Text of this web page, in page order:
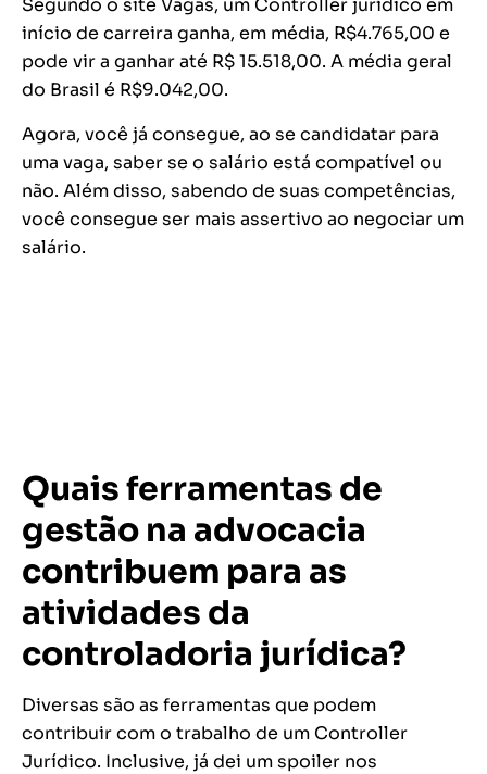
Segundo o site Vagas, um Controller jurídico em
início de carreira ganha, em média, R$4.765,00 e
pode vir a ganhar até R$ 15.518,00. A média geral
do Brasil é R$9.042,00.
Agora, você já consegue, ao se candidatar para
uma vaga, saber se o salário está compatível ou
não. Além disso, sabendo de suas competências,
você consegue ser mais assertivo ao negociar um
salário.
Quais ferramentas de
gestão na advocacia
contribuem para as
atividades da
controladoria jurídica?
Diversas são as ferramentas que podem
contribuir com o trabalho de um Controller
Jurídico. Inclusive, já dei um spoiler nos